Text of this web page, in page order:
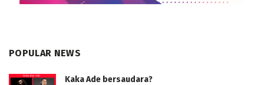
POPULAR NEWS
Kaka Ade bersaudara?